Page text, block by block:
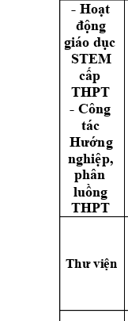
- Hoạt
động
giáo dục
STEM
cấp
THPT
- Công
tác
Hướng
nghiệp,
phân
luồng
THPT
Thư viện